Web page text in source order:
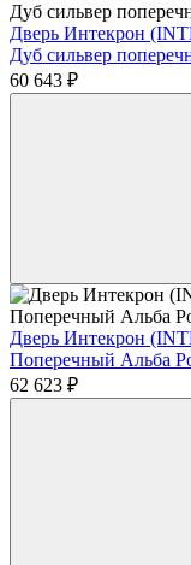
Дверь Интекрон
Дуб сильвер
60 643 ₽
Дверь Интекрон
Поперечный Альба
62 623 ₽